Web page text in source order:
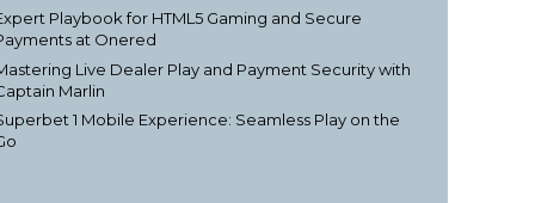
Playbook for HTML5 Gaming and Secure
at Onered
Live Dealer Play and Payment Security with
Marlin
1 Mobile Experience: Seamless Play on the